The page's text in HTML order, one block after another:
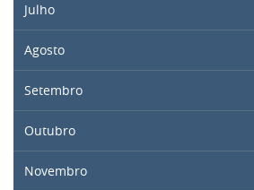
Julho
Agosto
Setembro
Outubro
Novembro